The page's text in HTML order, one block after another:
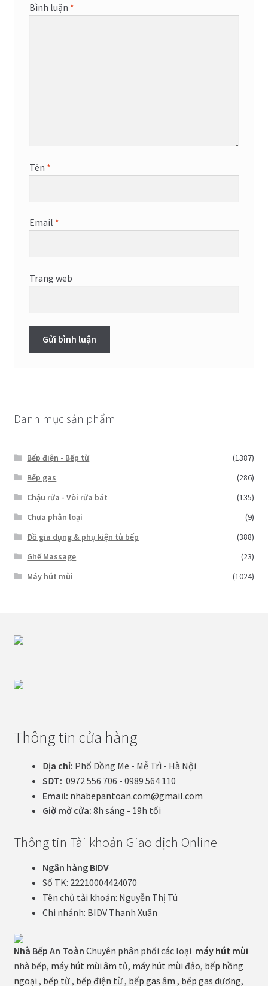
Bình luận *
Tên *
Email *
Trang web
Danh mục sản phẩm
Bếp điện - Bếp từ
(1387)
Bếp gas
(286)
Chậu rửa - Vòi rửa bát
(135)
Chưa phân loại
(9)
Đồ gia dụng & phụ kiện tủ bếp
(388)
Ghế Massage
(23)
Máy hút mùi
(1024)
Thông tin cửa hàng
Địa chỉ: Phố Đồng Me - Mễ Trì - Hà Nội
SĐT: 0972 556 706 - 0989 564 110
Email: nhabepantoan.com@gmail.com
Giờ mở cửa: 8h sáng - 19h tối
Thông tin Tài khoản Giao dịch Online
Ngân hàng BIDV
Số TK: 22210004424070
Tên chủ tài khoản: Nguyễn Thị Tú
Chi nhánh: BIDV Thanh Xuân
Nhà Bếp An Toàn Chuyên phân phối các loại máy hút mùi
nhà bếp, máy hút mùi âm tủ, máy hút mùi đảo, bếp hồng
ngoại , bếp từ, bếp điện từ, bếp gas âm , bếp gas dương,